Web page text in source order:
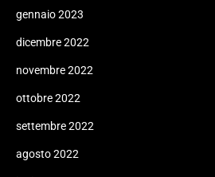
gennaio 2023
dicembre 2022
novembre 2022
ottobre 2022
settembre 2022
agosto 2022